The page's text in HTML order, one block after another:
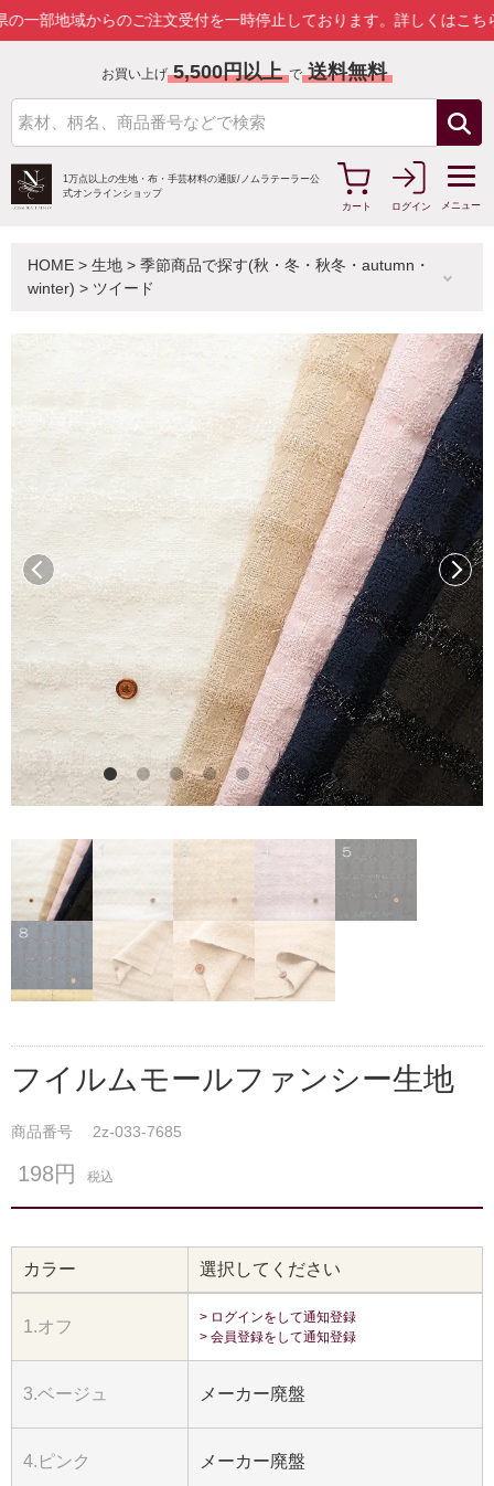
からのご注文受付を一時停止しております。詳しくはこちら
お買い上げ 5,500円以上 で 送料無料
1万点以上の生地・布・手芸材料の通販/ ノムラテーラー公
式オンラインショップ
カート
ログイン メニュー
HOME > 生地 > 季節商品で探す(秋・冬・秋冬・autumn・
winter) > ツイード
前へ 次へ
フイルムモールファンシー生地
商品番号 2z-033-7685
198円 税込
カラー 選択してください
1.オフ
> ログインをして通知登録
> 会員登録をして通知登録
3.ベージュ メーカー廃盤
4.ピンク メーカー廃盤